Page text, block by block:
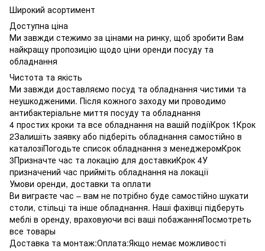
Широкий асортимент
Доступна ціна
Ми завжди стежимо за цінами на ринку, щоб зробити Вам
найкращу пропозицію щодо ціни оренди посуду та
обладнання
Чистота та якість
Ми завжди доставляємо посуд та обладнання чистими та
неушкодженими. Після кожного заходу ми проводимо
антибактеріальне миття посуду та обладнання
4 простих кроки та все обладнання на вашій подіїКрок 1Крок
2Залишіть заявку або підберіть обладнання самостійно в
каталозіПогодьте список обладнання з менеджеромКрок
3Призначте час та локацію для доставкиКрок 4У
призначений час прийміть обладнання на локації
Умови оренди, доставки та оплати
Ви виграєте час – вам не потрібно буде самостійно шукати
столи, стільці та інше обладнання. Наші фахівці підберуть
меблі в оренду, враховуючи всі ваші побажанняПосмотреть
все товары
Доставка та монтаж:Оплата:Якщо немає можливості